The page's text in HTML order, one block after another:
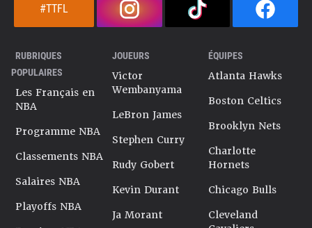
#TTFL
RUBRIQUES
POPULAIRES
Les Français en
NBA
Programme NBA
Classements NBA
Salaires NBA
Playoffs NBA
JOUEURS
Victor
Wembanyama
LeBron James
Stephen Curry
Rudy Gobert
Kevin Durant
Ja Morant
ÉQUIPES
Atlanta Hawks
Boston Celtics
Brooklyn Nets
Charlotte
Hornets
Chicago Bulls
Cleveland